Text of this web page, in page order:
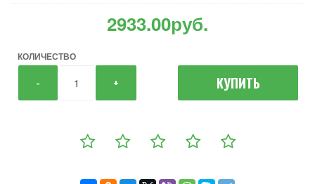
2933.00руб.
КОЛИЧЕСТВО
- + КУПИТЬ